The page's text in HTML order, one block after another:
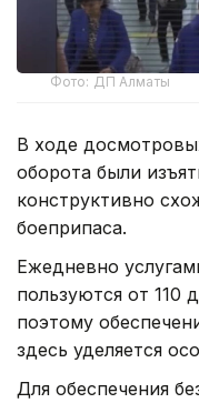
Фото: ДП Алматы
В ходе
оборота были
конструктивно
боеприпаса.
Ежедневно
пользуются от 110
поэтому
здесь уделяется
Для обеспечения